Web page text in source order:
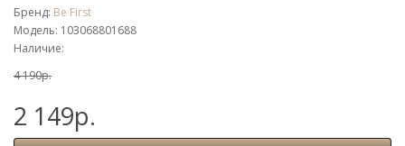
Бренд: Be First
Модель: 103068801688
Наличие:
4 190р.
2 149р.